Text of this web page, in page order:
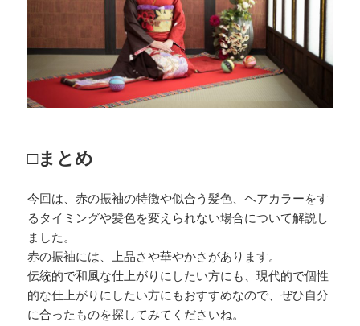
□まとめ
今回は、赤の振袖の特徴や似合う髪色、ヘアカラーをす
るタイミングや髪色を変えられない場合について解説し
ました。
赤の振袖には、上品さや華やかさがあります。
伝統的で和風な仕上がりにしたい方にも、現代的で個性
的な仕上がりにしたい方にもおすすめなので、ぜひ自分
に合ったものを探してみてくださいね。